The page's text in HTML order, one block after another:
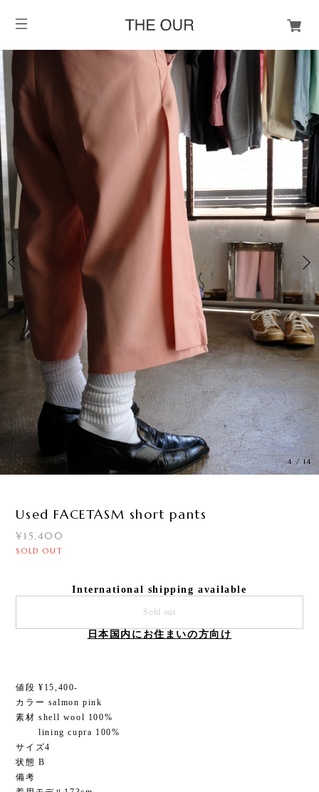
4/14
Used FACETASM short pants
¥15,400
SOLD OUT
International shipping available
Sold out
日本国内にお住まいの方向け
値段 ¥15,400-
カラー salmon pink
素材 shell wool 100%
lining cupra 100%
サイズ4
状態 B
備考